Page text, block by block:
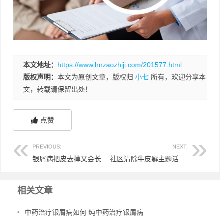
本文地址： https://www.hnzaozhiji.com/201577.html
版权声明： 本文为原创文章，版权归 小七 所有，欢迎分享本
文，转载请保留出处！
点赞
PREVIOUS: NEXT:
社区清除牛皮癣主题活动 清除牛皮癣志愿服务
相关文章
• 中药治疗银屑病如何 纯中药治疗银屑病